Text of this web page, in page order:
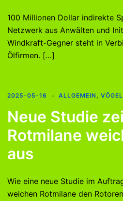
100 Millionen Dollar indirekte
Netzwerk aus Anwälten und
Windkraft-Gegner steht in
Ölfirmen. […]
2025-05-16 ALLGEMEIN , VÖGEL
Neue Studie
Rotmilane
aus
Wie eine neue Studie im
weichen Rotmilane den